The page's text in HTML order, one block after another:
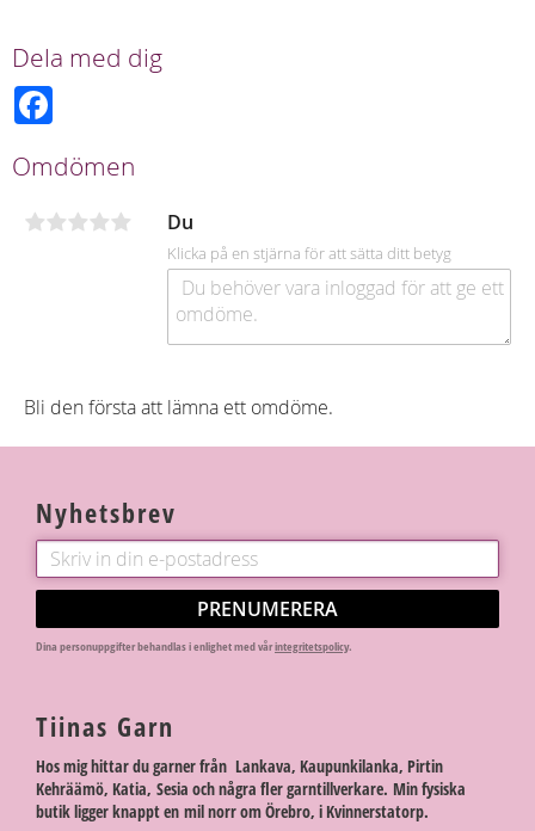
Dela med dig
b
o
k
Omdömen
Du
Klicka på en stjärna för att sätta ditt betyg
Bli den första att lämna ett omdöme.
Nyhetsbrev
PRENUMERERA
Dina personuppgifter behandlas i enlighet med vårintegritetspolicy.
Tiinas Garn
Hos mig hittar du garner från Lankava, Kaupunkilanka, Pirtin
Kehräämö, Katia, Sesia och några fler garntillverkare. Min fysiska
butik ligger knappt en mil norr om Örebro, i Kvinnerstatorp.